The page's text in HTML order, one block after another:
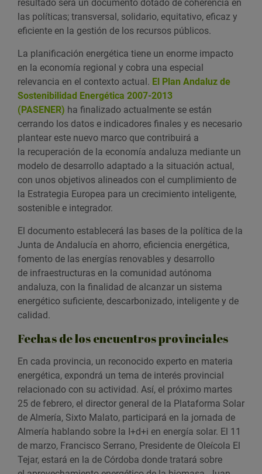
resultado será un documento dotado de coherencia en
las políticas; transversal, solidario, equitativo, eficaz y
eficiente en la gestión de los recursos públicos.
La planificación energética tiene un enorme impacto
en la economía regional y cobra una especial
relevancia en el contexto actual. El Plan Andaluz de
Sostenibilidad Energética 2007-2013
(PASENER) ha finalizado actualmente se están
cerrando los datos e indicadores finales y es necesario
plantear este nuevo marco que contribuirá a
la recuperación de la economía andaluza mediante un
modelo de desarrollo adaptado a la situación actual,
con unos objetivos alineados con el cumplimiento de
la Estrategia Europea para un crecimiento inteligente,
sostenible e integrador.
El documento establecerá las bases de la política de la
Junta de Andalucía en ahorro, eficiencia energética,
fomento de las energías renovables y desarrollo
de infraestructuras en la comunidad autónoma
andaluza, con la finalidad de alcanzar un sistema
energético suficiente, descarbonizado, inteligente y de
calidad.
Fechas de los encuentros provinciales
En cada provincia, un reconocido experto en materia
energética, expondrá un tema de interés provincial
relacionado con su actividad. Así, el próximo martes
25 de febrero, el director general de la Plataforma Solar
de Almería, Sixto Malato, participará en la jornada de
Almería hablando sobre la I+d+i en energía solar. El 11
de marzo, Francisco Serrano, Presidente de Oleícola El
Tejar, estará en la de Córdoba donde tratará sobre